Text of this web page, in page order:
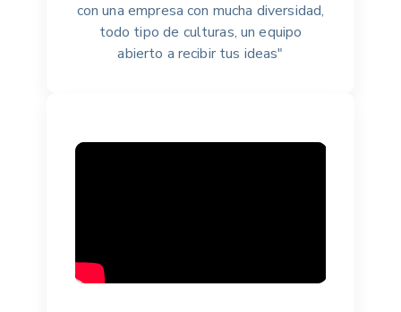
con una empresa con mucha diversidad,
todo tipo de culturas, un equipo
abierto a recibir tus ideas"